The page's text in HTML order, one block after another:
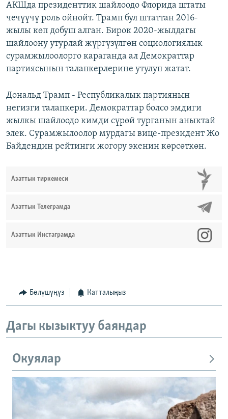
АКШда президенттик шайлоодо Флорида штаты
чечүүчү роль ойнойт. Трамп бул штаттан 2016-
жылы көп добуш алган. Бирок 2020-жылдагы
шайлоону утурлай жүргүзүлгөн социологиялык
сурамжылоолорго караганда ал Демократтар
партиясынын талапкерлерине утулуп жатат.
Дональд Трамп - Республикалык партиянын
негизги талапкери. Демократтар болсо эмдиги
жылкы шайлоодо кимди сүрөй турганын аныктай
элек. Сурамжылоолор мурдагы вице-президент Жо
Байдендин рейтинги жогору экенин көрсөткөн.
Азаттык тиркемеси
Азаттык Телеграмда
Азаттык Инстаграмда
Бөлүшүңүз Катталыңыз
Дагы кызыктуу баяндар
Окуялар